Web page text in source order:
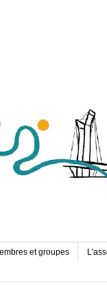
et groupes